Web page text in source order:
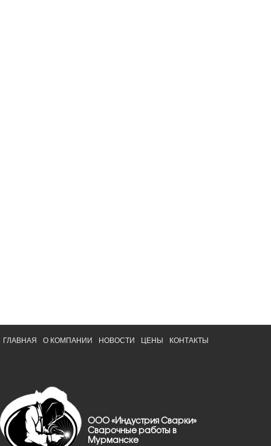
ГЛАВНАЯ О КОМПАНИИ НОВОСТИ ЦЕНЫ КОНТАКТЫ
ООО «Индустрия Сварки»
Сварочные работы в
Мурманске